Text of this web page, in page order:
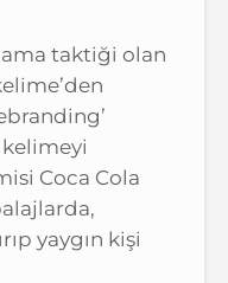
taktiği olan
Coca Cola
yaygın kişi